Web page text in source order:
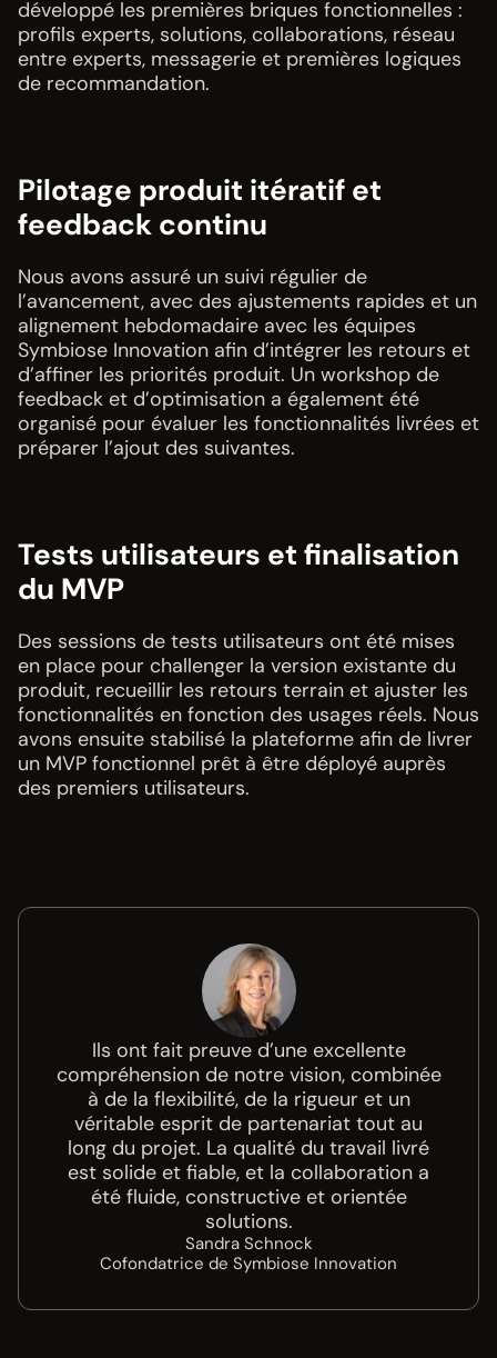
développé les premières briques fonctionnelles :
profils experts, solutions, collaborations, réseau
entre experts, messagerie et premières logiques
de recommandation.
Pilotage produit itératif et
feedback continu
Nous avons assuré un suivi régulier de
l’avancement, avec des ajustements rapides et un
alignement hebdomadaire avec les équipes
Symbiose Innovation afin d’intégrer les retours et
d’affiner les priorités produit. Un workshop de
feedback et d’optimisation a également été
organisé pour évaluer les fonctionnalités livrées et
préparer l’ajout des suivantes.
Tests utilisateurs et finalisation
du MVP
Des sessions de tests utilisateurs ont été mises
en place pour challenger la version existante du
produit, recueillir les retours terrain et ajuster les
fonctionnalités en fonction des usages réels. Nous
avons ensuite stabilisé la plateforme afin de livrer
un MVP fonctionnel prêt à être déployé auprès
des premiers utilisateurs.
Ils ont fait preuve d’une excellente
compréhension de notre vision, combinée
à de la flexibilité, de la rigueur et un
véritable esprit de partenariat tout au
long du projet. La qualité du travail livré
est solide et fiable, et la collaboration a
été fluide, constructive et orientée
solutions.
Sandra Schnock
Cofondatrice de Symbiose Innovation